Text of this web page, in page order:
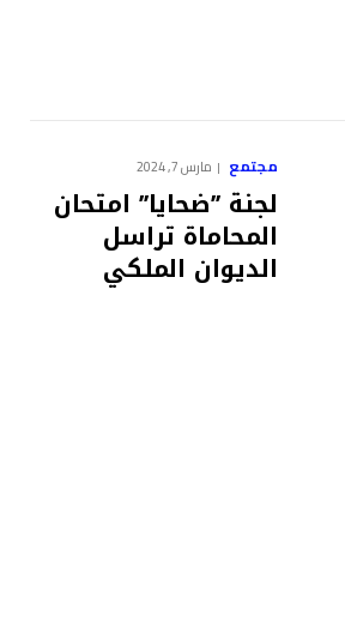
مجتمع مارس 7, 2024
لجنة ’’ضحايا’’ امتحان
المحاماة تراسل
الديوان الملكي